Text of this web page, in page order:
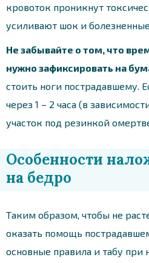
кровоток проникнут
усиливают шок и
Не забывайте о том, что
нужно зафиксировать на
стоить ноги пострадавшему.
через 1 – 2 часа (в
участок под резинкой
Особенности
на бедро
Таким образом, чтобы не
оказать помощь
основные правила и табу при